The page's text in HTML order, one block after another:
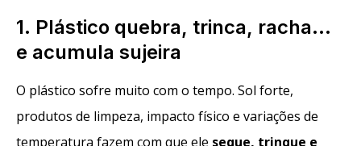
1. Plástico quebra, trinca, racha…
e acumula sujeira
O plástico sofre muito com o tempo. Sol forte,
produtos de limpeza, impacto físico e variações de
temperatura fazem com que ele seque, trinque e